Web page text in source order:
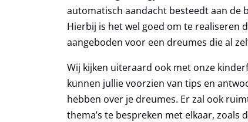
automatisch aandacht besteedt aan de
Hierbij is het wel goed om te realiseren
aangeboden voor een dreumes die al
Wij kijken uiteraard ook met onze
kunnen jullie voorzien van tips en
hebben over je dreumes. Er zal ook
thema’s te bespreken met elkaar, zoals